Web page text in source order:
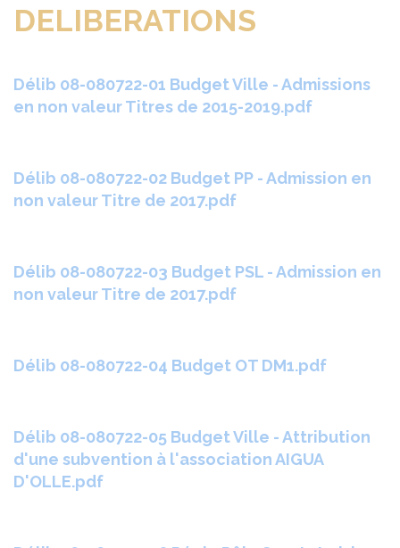
DELIBERATIONS
Délib 08-080722-01 Budget Ville - Admissions
en non valeur Titres de 2015-2019.pdf
Délib 08-080722-02 Budget PP - Admission en
non valeur Titre de 2017.pdf
Délib 08-080722-03 Budget PSL - Admission en
non valeur Titre de 2017.pdf
Délib 08-080722-04 Budget OT DM1.pdf
Délib 08-080722-05 Budget Ville - Attribution
d'une subvention à l'association AIGUA
D'OLLE.pdf